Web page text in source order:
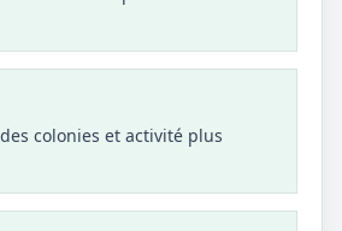
colonies et activité plus